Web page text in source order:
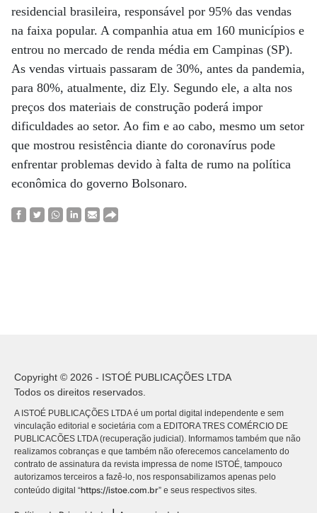
residencial brasileira, responsável por 95% das vendas
na faixa popular. A companhia atua em 160 municípios e
entrou no mercado de renda média em Campinas (SP).
As vendas virtuais passaram de 30%, antes da pandemia,
para 80%, atualmente, diz Ely. Segundo ele, a alta nos
preços dos materiais de construção poderá impor
dificuldades ao setor. Ao fim e ao cabo, mesmo um setor
que mostrou resistência diante do coronavírus pode
enfrentar problemas devido à falta de rumo na política
econômica do governo Bolsonaro.
Copyright © 2026 - ISTOÉ PUBLICAÇÕES LTDA
Todos os direitos reservados.
A ISTOÉ PUBLICAÇÕES LTDA é um portal digital independente e sem
vinculação editorial e societária com a EDITORA TRES COMÉRCIO DE
PUBLICACÕES LTDA (recuperação judicial). Informamos também que não
realizamos cobranças e que também não oferecemos cancelamento do
contrato de assinatura da revista impressa de nome ISTOÉ, tampouco
autorizamos terceiros a fazê-lo, nos responsabilizamos apenas pelo
conteúdo digital “https://istoe.com.br” e seus respectivos sites.